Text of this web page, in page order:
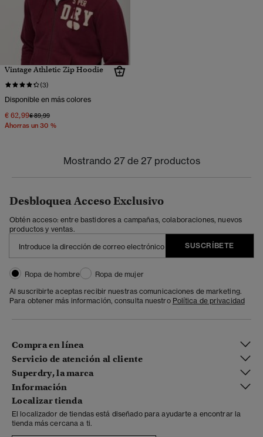
Vintage Athletic Zip Hoodie
(3)
Disponible en más colores
€ 62,99Precio rebajado de
€ 89,99a
Ahorras un 30 %
Mostrando 27 de 27 productos
Desbloquea Acceso Exclusivo
Obtén acceso: entre bastidores a campañas, colaboraciones, nuevos
productos y ventas.
SUSCRÍBETE
Ropa de hombre
Ropa de mujer
Al suscribirte aceptas recibir nuestras comunicaciones de marketing.
Para obtener más información, consulta nuestro Política de privacidad
Compra en línea
Servicio de atención al cliente
Superdry, la marca
Información
Localizar tienda
El localizador de tiendas está diseñado para ayudarte a encontrar la
tienda más cercana a ti.